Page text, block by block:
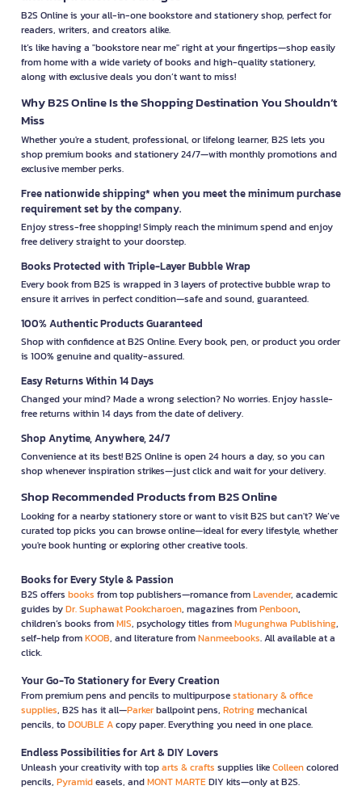
B2S Online is your all-in-one bookstore and stationery shop, perfect for
readers, writers, and creators alike.
It’s like having a "bookstore near me" right at your fingertips—shop easily
from home with a wide variety of books and high-quality stationery,
along with exclusive deals you don’t want to miss!
Why B2S Online Is the Shopping Destination You Shouldn’t
Miss
Whether you're a student, professional, or lifelong learner, B2S lets you
shop premium books and stationery 24/7—with monthly promotions and
exclusive member perks.
Free nationwide shipping* when you meet the minimum purchase
requirement set by the company.
Enjoy stress-free shopping! Simply reach the minimum spend and enjoy
free delivery straight to your doorstep.
Books Protected with Triple-Layer Bubble Wrap
Every book from B2S is wrapped in 3 layers of protective bubble wrap to
ensure it arrives in perfect condition—safe and sound, guaranteed.
100% Authentic Products Guaranteed
Shop with confidence at B2S Online. Every book, pen, or product you order
is 100% genuine and quality-assured.
Easy Returns Within 14 Days
Changed your mind? Made a wrong selection? No worries. Enjoy hassle-
free returns within 14 days from the date of delivery.
Shop Anytime, Anywhere, 24/7
Convenience at its best! B2S Online is open 24 hours a day, so you can
shop whenever inspiration strikes—just click and wait for your delivery.
Shop Recommended Products from B2S Online
Looking for a nearby stationery store or want to visit B2S but can't? We’ve
curated top picks you can browse online—ideal for every lifestyle, whether
you're book hunting or exploring other creative tools.
Books for Every Style & Passion
B2S offers books from top publishers—romance fromLavender, academic
guides byDr. Suphawat Pookcharoen, magazines fromPenboon,
children’s books fromMIS, psychology titles fromMugunghwa Publishing,
self-help fromKOOB, and literature fromNanmeebooks. All available at a
click.
Your Go-To Stationery for Every Creation
From premium pens and pencils to multipurposestationary & office
supplies, B2S has it all—Parkerballpoint pens, Rotringmechanical
pencils, toDOUBLE Acopy paper. Everything you need in one place.
Endless Possibilities for Art & DIY Lovers
Unleash your creativity with toparts & crafts supplies likeColleencolored
pencils, Pyramideasels, andMONT MARTEDIY kits—only at B2S.